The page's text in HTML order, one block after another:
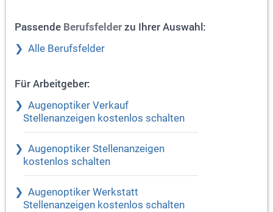
Passende Berufsfelder zu Ihrer Auswahl:
Alle Berufsfelder
Für Arbeitgeber:
Augenoptiker Verkauf
Stellenanzeigen kostenlos schalten
Augenoptiker Stellenanzeigen
kostenlos schalten
Augenoptiker Werkstatt
Stellenanzeigen kostenlos schalten